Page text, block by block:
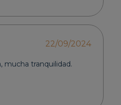
22/09/2024
mucha tranquilidad.